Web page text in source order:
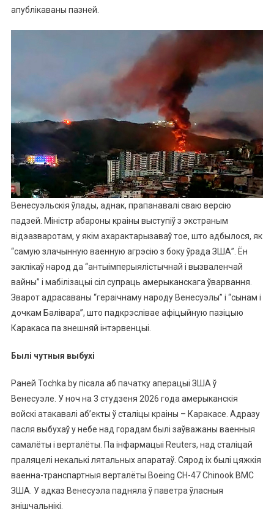
апублікаваны пазней.
Венесуэльскія ўлады, аднак, прапанавалі сваю версію
падзей. Міністр абароны краіны выступіў з экстраным
відэазваротам, у якім ахарактарызаваў тое, што адбылося, як
“самую злачынную ваенную агрэсію з боку ўрада ЗША”. Ён
заклікаў народ да “антыімперыялістычнай і вызваленчай
вайны” і мабілізацыі сіл супраць амерыканскага ўварвання.
Зварот адрасаваны “гераічнаму народу Венесуэлы” і “сынам і
дочкам Балівара”, што падкрэслівае афіцыйную пазіцыю
Каракаса па знешняй інтэрвенцыі.
Былі чутныя выбухі
Раней Tochka.by пісала аб пачатку аперацыі ЗША ў
Венесуэле. У ноч на 3 студзеня 2026 года амерыканскія
войскі атакавалі аб’екты ў сталіцы краіны – Каракасе. Адразу
пасля выбухаў у небе над горадам былі заўважаны ваенныя
самалёты і верталёты. Па інфармацыі Reuters, над сталіцай
праляцелі некалькі лятальных апаратаў. Сярод іх былі цяжкія
ваенна-транспартныя верталёты Boeing CH-47 Chinook ВМС
ЗША. У адказ Венесуэла падняла ў паветра ўласныя
знішчальнікі.